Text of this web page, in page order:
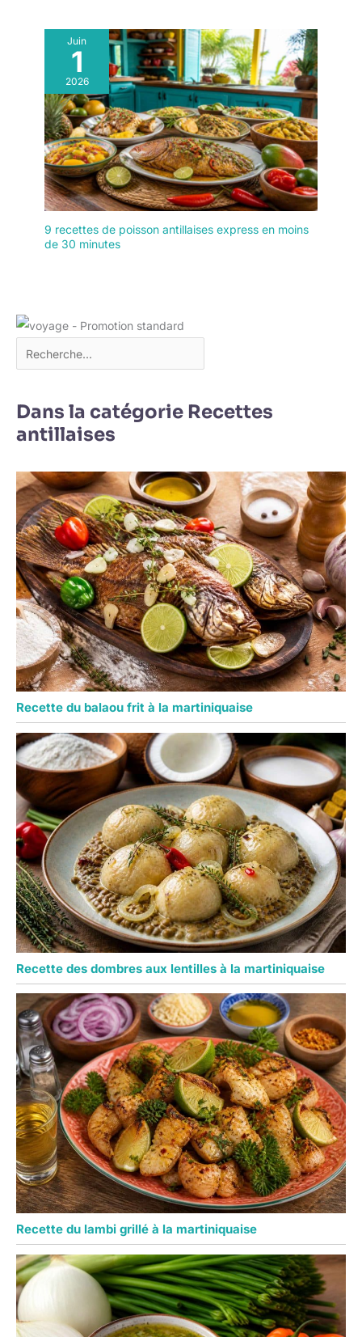
schälchen un look moderne
et intemporel, parfait pour les
hôtes exigeants souhaitant
une présentation de table
épurée et raffinée lors des
apéritifs
Juin
1
2026
9 recettes de poisson antillaises express en moins
de 30 minutes
Dans la catégorie Recettes
antillaises
Recette du balaou frit à la martiniquaise
Recette des dombres aux lentilles à la martiniquaise
Recette du lambi grillé à la martiniquaise